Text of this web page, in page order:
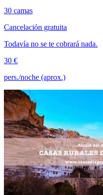
30 camas
Cancelación gratuita
Todavía no se te cobrará nada.
30 €
pers./noche (aprox.)